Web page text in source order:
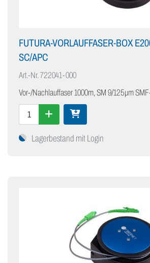
FUTURA-VORLAUFFASER-BOX
SC/APC
Art.-Nr.722041-000
Vor-/Nachlauffaser 1000m, SM 9/125µm
Lagerbestand mit Login